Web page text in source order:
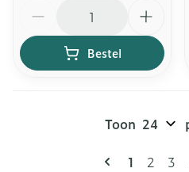
Bestel
U lees
1 Pagina
2 3
Toon